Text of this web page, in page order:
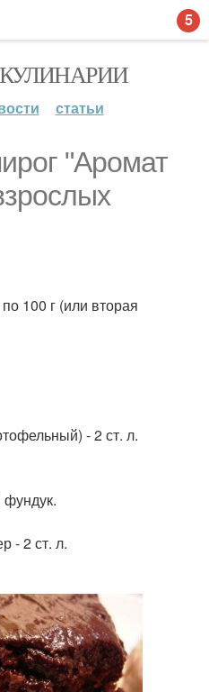
статьи
"Аромат
100 г (или вторая
- 2 ст. л.
фундук.
- 2 ст. л.
5